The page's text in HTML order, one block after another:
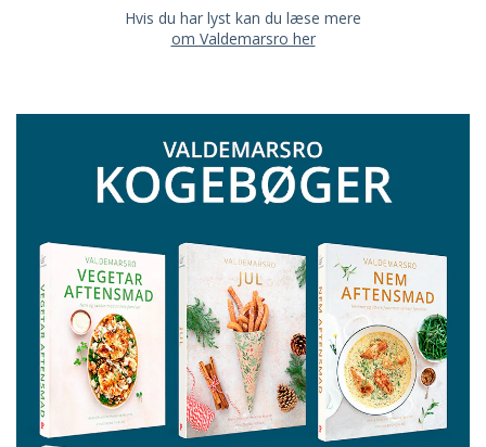
Hvis du har lyst kan du læse mere
om Valdemarsro her